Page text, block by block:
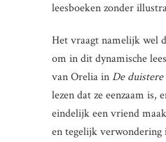
leesboeken zonder
Het vraagt namelijk wel
om in dit dynamische
van Orelia inDe
lezen dat ze eenzaam is,
eindelijk een vriend
en tegelijk verwondering